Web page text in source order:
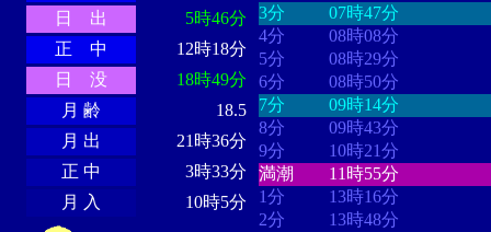
日 出
5時46分
正 中
12時18分
日 没
18時49分
月 齢
18.5
月 出
21時36分
正 中
3時33分
月 入
10時5分
3分
07時47分
4分
08時08分
5分
08時29分
6分
08時50分
7分
09時14分
8分
09時43分
9分
10時21分
満潮
11時55分
1分
13時16分
2分
13時48分